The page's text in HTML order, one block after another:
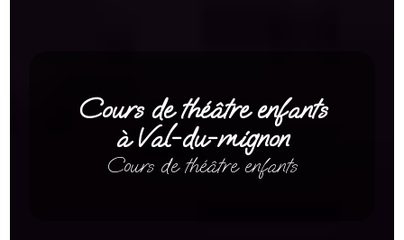
Cours de théâtre enfants
à Val-du-mignon
Cours de théâtre enfants